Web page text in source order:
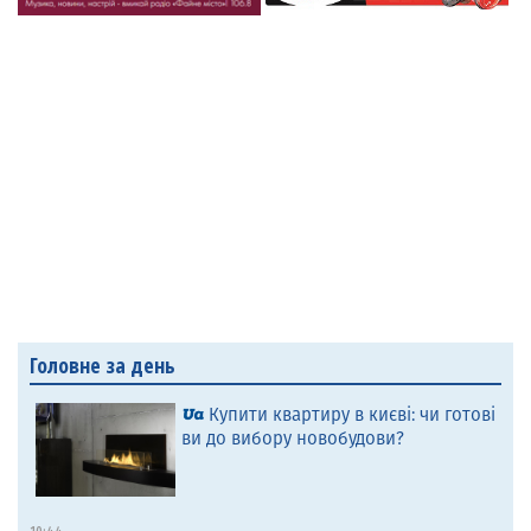
Головне за день
Купити квартиру в києві: чи готові
ви до вибору новобудови?